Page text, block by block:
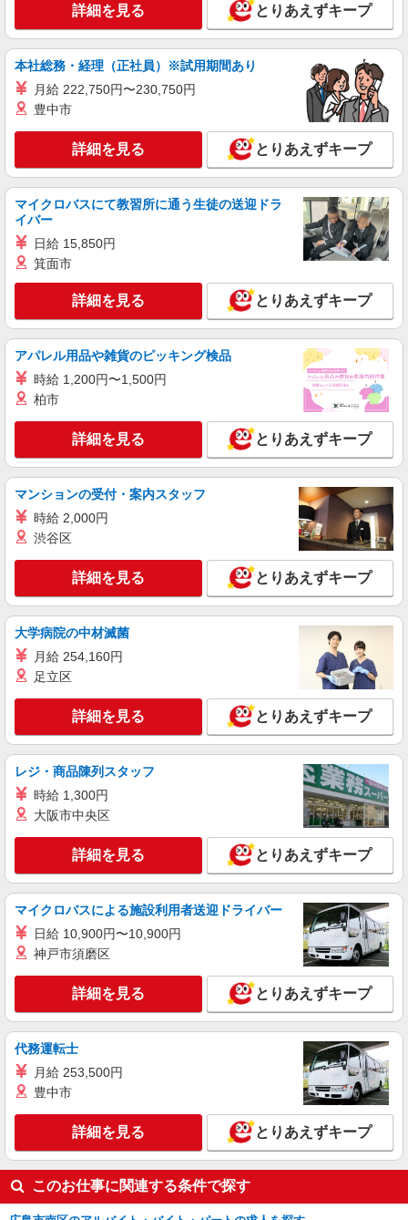
詳細を見る とりあえずキープ
本社総務・経理（正社員）※試用期間あり
月給 222,750円〜230,750円
豊中市
詳細を見る とりあえずキープ
マイクロバスにて教習所に通う生徒の送迎ドラ
イバー
日給 15,850円
箕面市
詳細を見る とりあえずキープ
アパレル用品や雑貨のピッキング検品
時給 1,200円〜1,500円
柏市
詳細を見る とりあえずキープ
マンションの受付・案内スタッフ
時給 2,000円
渋谷区
詳細を見る とりあえずキープ
大学病院の中材滅菌
月給 254,160円
足立区
詳細を見る とりあえずキープ
レジ・商品陳列スタッフ
時給 1,300円
大阪市中央区
詳細を見る とりあえずキープ
マイクロバスによる施設利用者送迎ドライバー
日給 10,900円〜10,900円
神戸市須磨区
詳細を見る とりあえずキープ
代務運転士
月給 253,500円
豊中市
詳細を見る とりあえずキープ
このお仕事に関連する条件で探す